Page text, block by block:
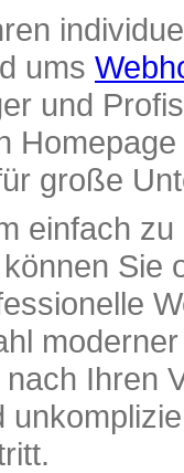
ums
und
große
einfach
können Sie
Ihren